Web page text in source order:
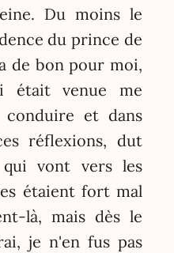
Du moins le
du prince de
de bon pour moi,
était venue me
et dans
réflexions, dut
vont vers les
étaient fort mal
là, mais dès le
je n'en fus pas